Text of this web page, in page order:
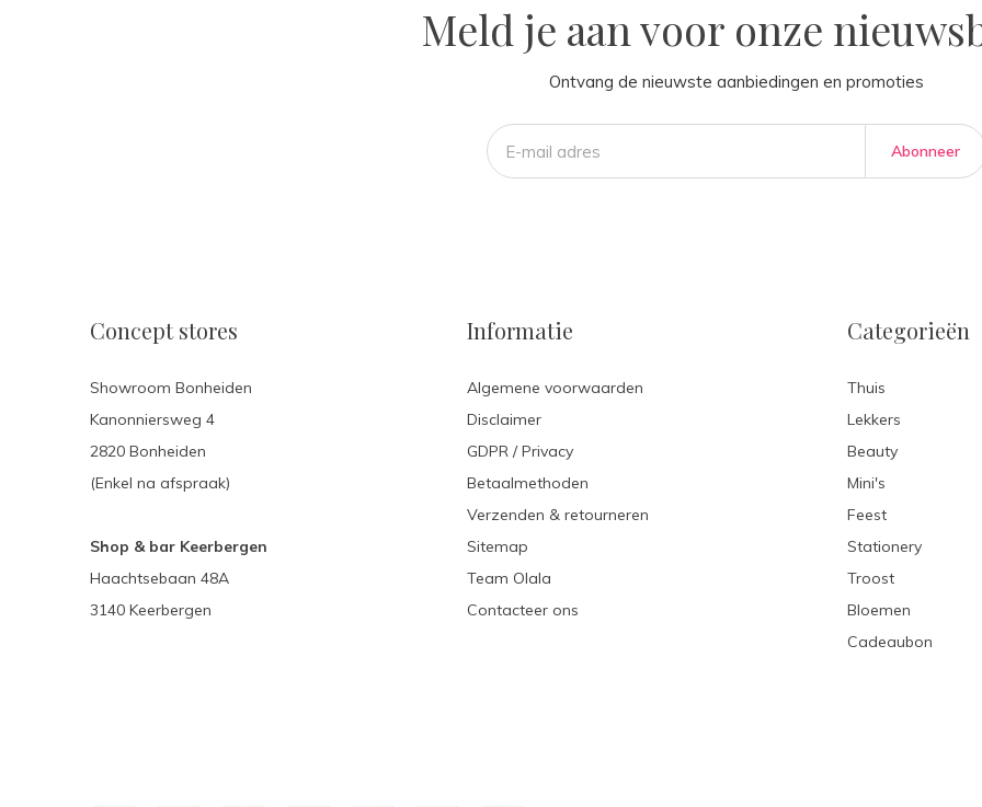
Meld je aan voor onze
Ontvang de nieuwste aanbiedingen en promoties
Abonneer
Concept stores
Showroom Bonheiden
Kanonniersweg 4
2820 Bonheiden
(Enkel na afspraak)
Shop & bar Keerbergen
Haachtsebaan 48A
3140 Keerbergen
Informatie
Algemene voorwaarden
Disclaimer
GDPR / Privacy
Betaalmethoden
Verzenden & retourneren
Sitemap
Team Olala
Contacteer ons
Categorieën
Thuis
Lekkers
Beauty
Mini's
Feest
Stationery
Troost
Bloemen
Cadeaubon